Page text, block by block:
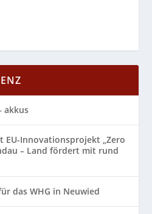
akkus
EU-Innovationsprojekt „Zero
– Land fördert mit rund
das WHG in Neuwied